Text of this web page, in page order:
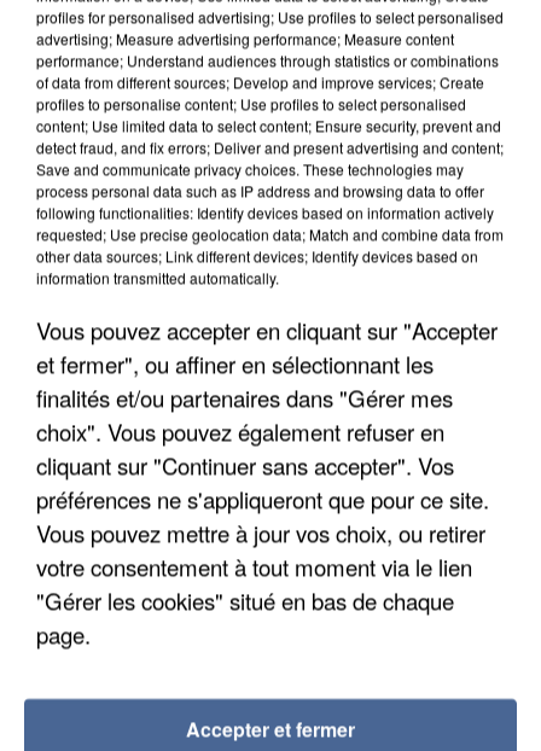
APRÈS TOUTES CES CANICULES, LES REFUGES
DE FAUNE SAUVAGE SONT...
L’UN DES FONDATEURS SUPPOSÉS DE LA DZ
MAFIA INTERPELLÉ EN ALGÉRIE
profiles for personalised advertising; Use profiles to select personalised
advertising; Measure advertising performance; Measure content
performance; Understand audiences through statistics or combinations
of data from different sources; Develop and improve services; Create
profiles to personalise content; Use profiles to select personalised
content; Use limited data to select content; Ensure security, prevent and
detect fraud, and fix errors; Deliver and present advertising and content;
Save and communicate privacy choices. These technologies may
process personal data such as IP address and browsing data to offer
following functionalities: Identify devices based on information actively
requested; Use precise geolocation data; Match and combine data from
other data sources; Link different devices; Identify devices based on
information transmitted automatically.
Vous pouvez accepter en cliquant sur "Accepter
et fermer", ou affiner en sélectionnant les
finalités et/ou partenaires dans "Gérer mes
choix". Vous pouvez également refuser en
cliquant sur "Continuer sans accepter". Vos
préférences ne s'appliqueront que pour ce site.
Vous pouvez mettre à jour vos choix, ou retirer
votre consentement à tout moment via le lien
"Gérer les cookies" situé en bas de chaque
page.
Accepter et fermer